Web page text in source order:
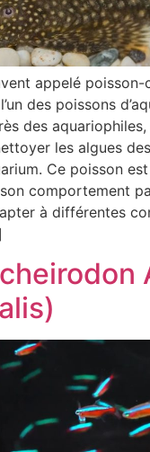
appelé
des poissons
des
les algues
Ce poisson
comportement
à différentes